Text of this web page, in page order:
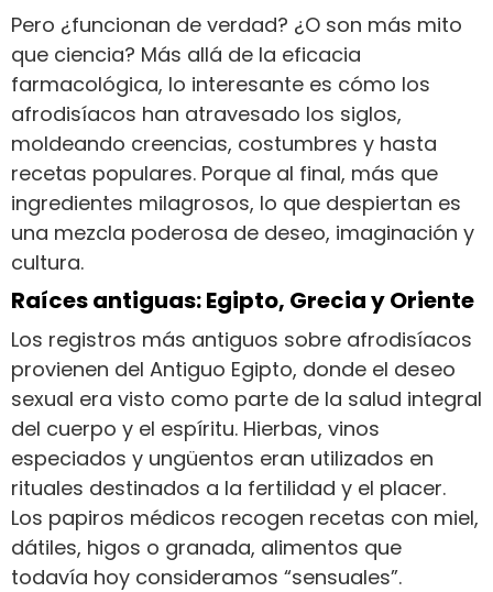
Pero ¿funcionan de verdad? ¿O son más mito
que ciencia? Más allá de la eficacia
farmacológica, lo interesante es cómo los
afrodisíacos han atravesado los siglos,
moldeando creencias, costumbres y hasta
recetas populares. Porque al final, más que
ingredientes milagrosos, lo que despiertan es
una mezcla poderosa de deseo, imaginación y
cultura.
Raíces antiguas: Egipto, Grecia y Oriente
Los registros más antiguos sobre afrodisíacos
provienen del Antiguo Egipto, donde el deseo
sexual era visto como parte de la salud integral
del cuerpo y el espíritu. Hierbas, vinos
especiados y ungüentos eran utilizados en
rituales destinados a la fertilidad y el placer.
Los papiros médicos recogen recetas con miel,
dátiles, higos o granada, alimentos que
todavía hoy consideramos “sensuales”.